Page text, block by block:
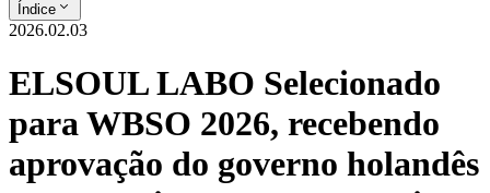
Índice
2026.02.03
ELSOUL LABO Selecionado
para WBSO 2026, recebendo
aprovação do governo holandês